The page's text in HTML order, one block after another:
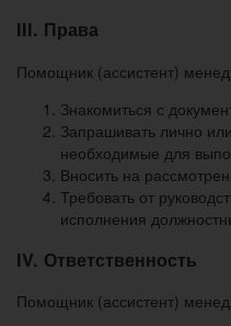
III. Права
Помощник (ассистент)
Знакомиться с
Запрашивать лично
необходимые для
Вносить на
Требовать от
исполнения
IV. Ответственность
Помощник (ассистент)